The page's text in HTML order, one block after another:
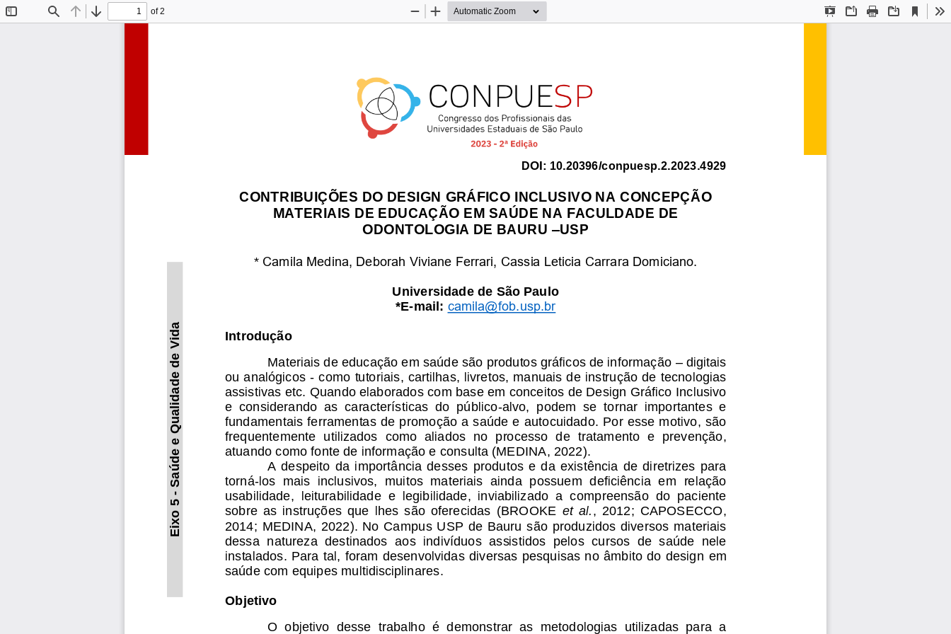
Find Previous
Next
of 2
Presentation
OpenPrint Download
Current
View
Zoom
Zoom
DOI: 10.20396/conpuesp.2.2023.4929
CONTRIBUIÇÕES DO DESIGN GRÁFICO INCLUSIVO NA CONCEPÇÃO
MATERIAIS DE EDUCAÇÃO EM SAÚDE NA FACULDADE DE
ODONTOLOGIA DE BAURU –USP
* Camila Medina, Deborah Viviane Ferrari, Cassia Leticia Carrara Domiciano.
Universidade de São Paulo
*E-mail: camila@fob.usp.br
Introdução
Materiais de educação em saúde são produtos gráficos de informação – digitais
ou analógicos - como tutoriais, cartilhas, livretos, manuais de instrução de tecnologias
assistivas etc. Quando elaborados com base em conceitos de Design Gráfico Inclusivo
e  considerando  as  características  do  público-alvo,  podem  se  tornar  importantes  e
fundamentais ferramentas de promoção a saúde e autocuidado. Por esse motivo, são
frequentemente  utilizados como  aliados  no  processo  de  tratamento  e  prevenção,
atuando como fonte de informação e consulta (MEDINA, 2022).
A  despeito  da  importância  desses  produtos  e  da  existência  de  diretrizes  para
torná-los mais  inclusivos,  muitos  materiais  ainda  possuem  deficiência  em  relação
usabilidade,  leiturabilidade  e  legibilidade,  inviabilizado  a  compreensão  do  paciente
sobre  as  instruções  que  lhes  são  oferecidas  (BROOKE et  al
,  2012;  CAPOSECCO,
2014; MEDINA,  2022). No  Campus  USP  de  Bauru  são  produzidos  diversos materiais
dessa  natureza  destinados  aos  indivíduos  assistidos  pelos  cursos  de  saúde  nele
instalados. Para tal, foram desenvolvidas diversas pesquisas no âmbito do design em
saúde com equipes multidisciplinares.
Objetivo
O  objetivo  desse  trabalho  é  demonstrar  as  metodologias  utilizadas  para  a
Eixo 5
Saúde e Qualidade de Vida